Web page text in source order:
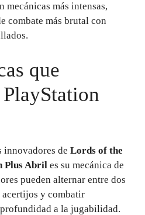
mecánicas más intensas,
combate más brutal con
que
innovadores de Lords of the
Plus Abril es su mecánica de
pueden alternar entre dos
acertijos y combatir
a la jugabilidad.